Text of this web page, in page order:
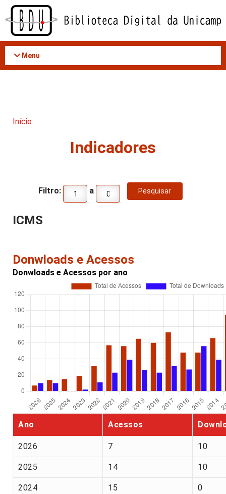
Acessar
conteúdo
Menu
Início
Indicadores
Filtro: a
ICMS
Donwloads e Acessos
Donwloads e Acessos por ano
Ano Acessos
2026 7 10
2025 14 10
2024 15 0